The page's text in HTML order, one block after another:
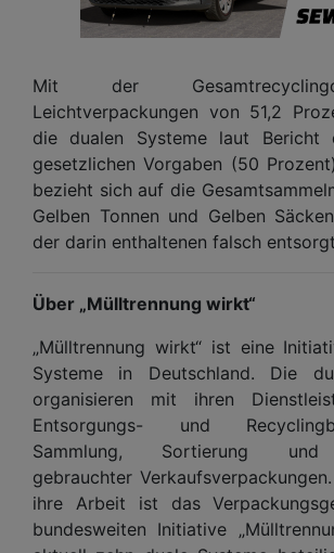
Mit der
Leichtverpackungen von 51,2
die dualen Systeme laut Bericht
gesetzlichen Vorgaben (50
bezieht sich auf die
Gelben Tonnen und Gelben
der darin enthaltenen falsch
Über „Mülltrennung wirkt“
„Mülltrennung wirkt“ ist eine
Systeme in Deutschland. Die
organisieren mit ihren
Entsorgungs- und
Sammlung, Sortierung und
gebrauchter
ihre Arbeit ist das
bundesweiten Initiative